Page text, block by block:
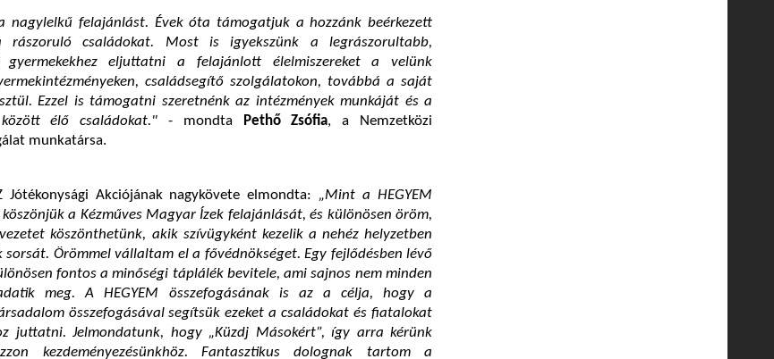
nagylelkű felajánlást. Évek óta támogatjuk a hozzánk beérkezett
rászoruló családokat. Most is igyekszünk a legrászorultabb,
gyermekekhez eljuttatni a felajánlott élelmiszereket a velünk
családsegítő szolgálatokon, továbbá a saját
Ezzel is támogatni szeretnénk az intézmények munkáját és a
élő családokat." - mondta Pethő Zsófia, a Nemzetközi
munkatársa.
Jótékonysági Akciójának nagykövete elmondta: „Mint a HEGYEM
a Kézműves Magyar Ízek felajánlását, és különösen öröm,
köszönthetünk, akik szívügyként kezelik a nehéz helyzetben
sorsát. Örömmel vállaltam el a fővédnökséget. Egy fejlődésben lévő
fontos a minőségi táplálék bevitele, ami sajnos nem minden
meg. A HEGYEM összefogásának is az a célja, hogy a
összefogásával segítsük ezeket a családokat és fiatalokat
juttatni. Jelmondatunk, hogy „Küzdj Másokért”, így arra kérünk
kezdeményezésünkhöz. Fantasztikus dolognak tartom a